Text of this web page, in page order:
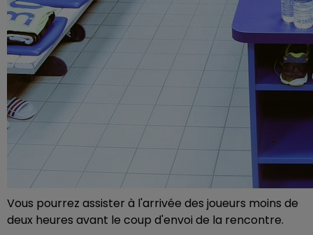
Vous pourrez assister à l'arrivée des joueurs moins de
deux heures avant le coup d'envoi de la rencontre.